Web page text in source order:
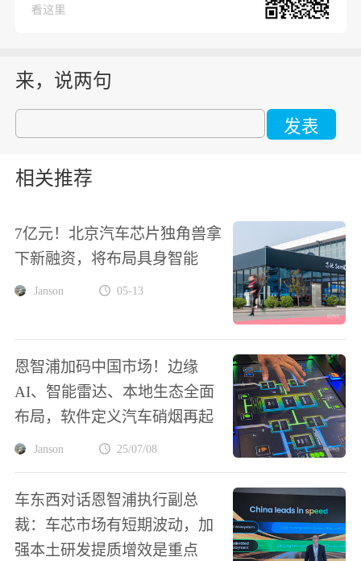
来，说两句
发表
相关推荐
7亿元！北京汽车芯片独角兽拿
下新融资，将布局具身智能
Janson 05-13
恩智浦加码中国市场！边缘
AI、智能雷达、本地生态全面
布局，软件定义汽车硝烟再起
Janson 25/07/08
车东西对话恩智浦执行副总
裁：车芯市场有短期波动，加
强本土研发提质增效是重点